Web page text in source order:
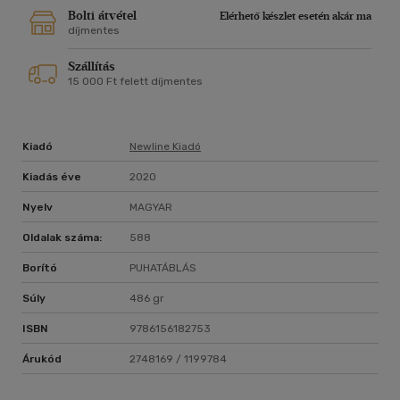
Mimi regénye egy XIX. századi romantikus családregény,
melyet átsző az erős testvéri szeretet, a mindenen átívelő
van kiút, csak meg kell találni miért érdemes tovább élni.
S a történet szereplői miből másból is meríthetnének erőt,
Bolti átvétel
Elérhető készlet esetén akár ma
díjmentes
Szállítás
15 000 Ft felett díjmentes
Kiadó Newline Kiadó
Kiadás éve 2020
Nyelv MAGYAR
Oldalak száma: 588
Borító PUHATÁBLÁS
Súly 486 gr
ISBN 9786156182753
Árukód 2748169 / 1199784